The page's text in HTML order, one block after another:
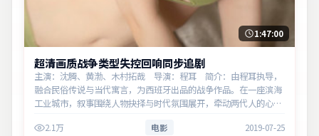
1:47:00
超清画质战争类型失控回响同步追剧
主演：沈腾、黄渤、木村拓哉 导演：程耳 简介：由程耳执导，
融合民俗传说与当代寓言，为西班牙出品的战争作品。在一座滨海
工业城市，叙事围绕人物抉择与时代氛围展开，牵动两代人的心结
2.1万 电影 2019-07-25